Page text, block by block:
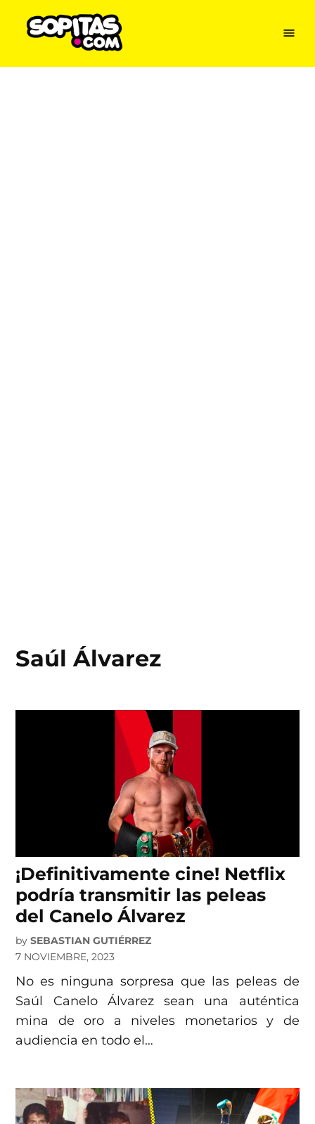
Skip
Menu
Saúl Álvarez
¡Definitivamente cine! Netflix
podría transmitir las peleas
del Canelo Álvarez
by SEBASTIAN GUTIÉRREZ
7 NOVIEMBRE, 2023
No es ninguna sorpresa que las peleas de
Saúl Canelo Álvarez sean una auténtica
mina de oro a niveles monetarios y de
audiencia en todo el…